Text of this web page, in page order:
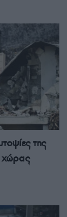
της
χώρας